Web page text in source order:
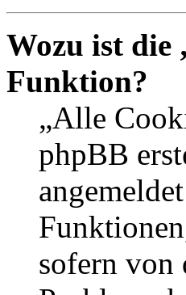
Wozu ist die
Funktion?
„Alle
phpBB
sofern von